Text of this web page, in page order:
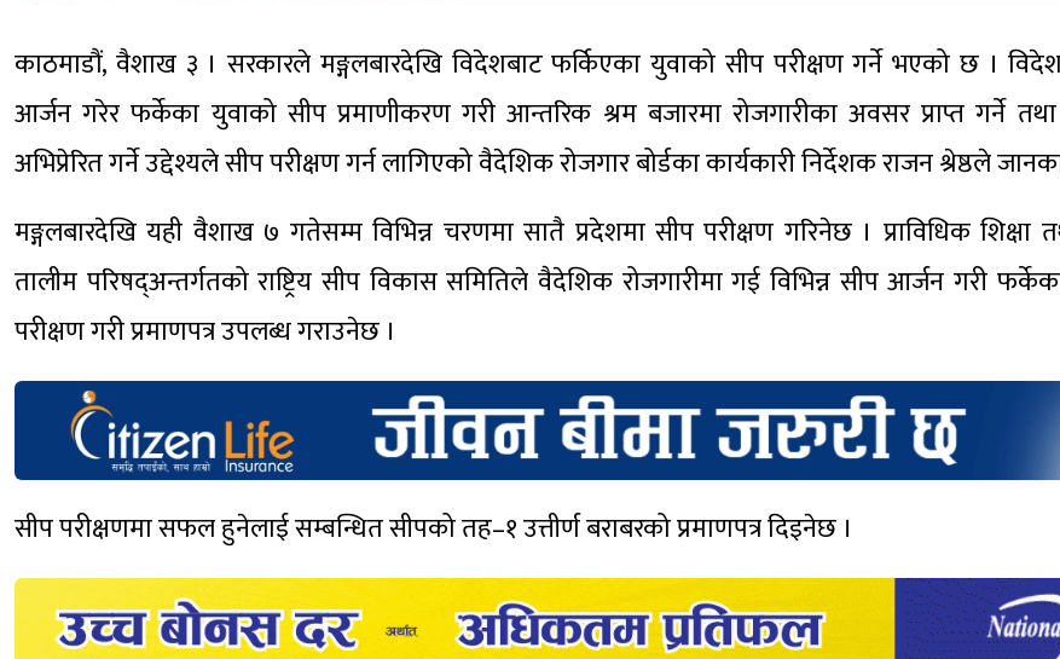
काठमाडौं, वैशाख ३ । सरकारले मङ्गलबारदेखि विदेशबाट फर्किएका युवाको सीप परीक्षण गर्ने भएको छ ।
आर्जन गरेर फर्केका युवाको सीप प्रमाणीकरण गरी आन्तरिक श्रम बजारमा रोजगारीका अवसर प्राप्त गर्ने तथा
अभिप्रेरित गर्ने उद्देश्यले सीप परीक्षण गर्न लागिएको वैदेशिक रोजगार बोर्डका कार्यकारी निर्देशक राजन श्रेष्ठले
मङ्गलबारदेखि यही वैशाख ७ गतेसम्म विभिन्न चरणमा सातै प्रदेशमा सीप परीक्षण गरिनेछ । प्राविधिक शिक्षा
तालीम परिषद्अन्तर्गतको राष्ट्रिय सीप विकास समितिले वैदेशिक रोजगारीमा गई विभिन्न सीप आर्जन गरी
परीक्षण गरी प्रमाणपत्र उपलब्ध गराउनेछ ।
सीप परीक्षणमा सफल हुनेलाई सम्बन्धित सीपको तह–१ उत्तीर्ण बराबरको प्रमाणपत्र दिइनेछ ।